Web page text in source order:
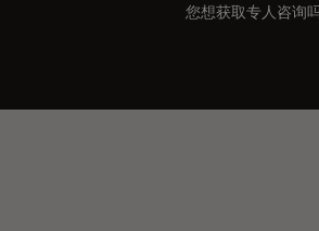
您想获取专人咨询